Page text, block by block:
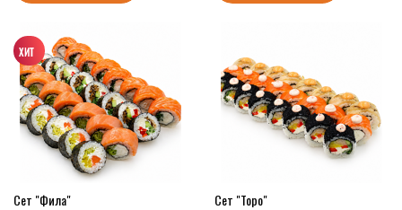
Сет "Фила" Сет "Торо"